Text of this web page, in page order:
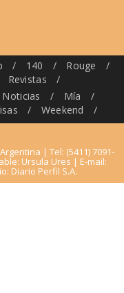
/ 140 / Rouge
/
Revistas
/
Noticias / Mía
/
/ Weekend /
| Tel: (5411) 7091-
Ursula Ures | E-mail:
Diario Perfil S.A.